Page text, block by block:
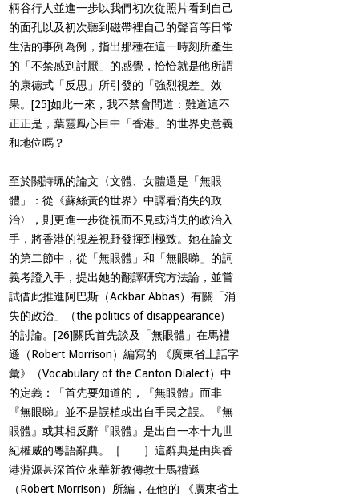
柄谷行人並進一步以我們初次從照片看到自己
的面孔以及初次聽到磁帶裡自己的聲音等日常
生活的事例為例，指出那種在這一時刻所產生
的「不禁感到討厭」的感覺，恰恰就是他所謂
的康德式「反思」所引發的「強烈視差」效
果。[25]如此一來，我不禁會問道：難道這不
正正是，葉靈鳳心目中「香港」的世界史意義
和地位嗎？
至於關詩珮的論文〈文體、女體還是「無眼
體」：從《蘇絲黃的世界》中譯看消失的政
治〉，則更進一步從視而不見或消失的政治入
手，將香港的視差視野發揮到極致。她在論文
的第二節中，從「無眼體」和「無眼睇」的詞
義考證入手，提出她的翻譯研究方法論，並嘗
試借此推進阿巴斯（Ackbar Abbas）有關「消
失的政治」（the politics of disappearance）
的討論。[26]關氏首先談及「無眼體」在馬禮
遜（Robert Morrison）編寫的 《廣東省土話字
彙》（Vocabulary of the Canton Dialect）中
的定義：「首先要知道的，『無眼體』而非
『無眼睇』並不是誤植或出自手民之誤。『無
眼體』或其相反辭『眼體』是出自一本十九世
紀權威的粵語辭典。［……］這辭典是由與香
港淵源甚深首位來華新教傳教士馬禮遜
（Robert Morrison）所編，在他的 《廣東省土